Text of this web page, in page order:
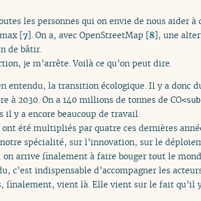
les personnes qui on envie de nous aider à
[7] . On a, avec OpenStreetMap [8], une
de bâtir.
je m’arrête. Voilà ce qu’on peut dire.
entendu, la transition écologique. Il y a donc
2030. On a 140 millions de tonnes de CO
il y a encore beaucoup de travail.
été multipliés par quatre ces dernières
spécialité, sur l’innovation, sur le
arrive finalement à faire bouger tout le
c’est indispensable d’accompagner les
finalement, vient là. Elle vient sur le fait qu’il